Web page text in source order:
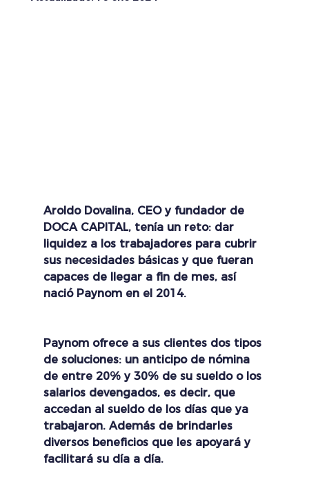
Aroldo Dovalina, CEO y fundador de
DOCA CAPITAL, tenía un reto: dar
liquidez a los trabajadores para cubrir
sus necesidades básicas y que fueran
capaces de llegar a fin de mes, así
nació Paynom en el 2014.
Paynom ofrece a sus clientes dos tipos
de soluciones: un anticipo de nómina
de entre 20% y 30% de su sueldo o los
salarios devengados, es decir, que
accedan al sueldo de los días que ya
trabajaron. Además de brindarles
diversos beneficios que les apoyará y
facilitará su día a día.